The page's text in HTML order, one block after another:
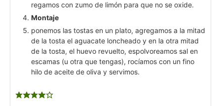
regamos con zumo de limón para que no se oxide.
Montaje
ponemos las tostas en un plato, agregamos a la mitad
de la tosta el aguacate loncheado y en la otra mitad
de la tosta, el huevo revuelto, espolvoreamos sal en
escamas (u otra que tengas), rocíamos con un fino
hilo de aceite de oliva y servimos.